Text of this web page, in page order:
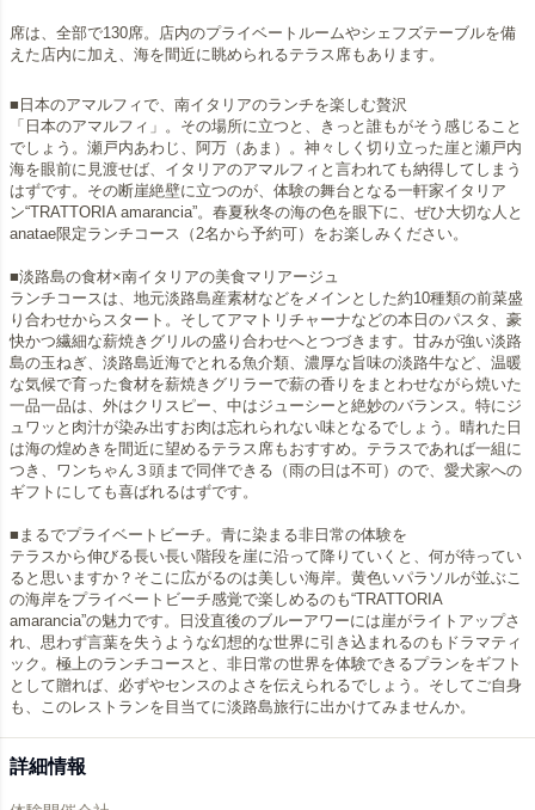
席は、全部で130席。店内のプライベートルームやシェフズテーブルを備
えた店内に加え、海を間近に眺められるテラス席もあります。
■日本のアマルフィで、南イタリアのランチを楽しむ贅沢
「日本のアマルフィ」。その場所に立つと、きっと誰もがそう感じること
でしょう。瀬戸内あわじ、阿万（あま）。神々しく切り立った崖と瀬戸内
海を眼前に見渡せば、イタリアのアマルフィと言われても納得してしまう
はずです。その断崖絶壁に立つのが、体験の舞台となる一軒家イタリア
ン“TRATTORIA amarancia”。春夏秋冬の海の色を眼下に、ぜひ大切な人と
anatae限定ランチコース（2名から予約可）をお楽しみください。
■淡路島の食材×南イタリアの美食マリアージュ
ランチコースは、地元淡路島産素材などをメインとした約10種類の前菜盛
り合わせからスタート。そしてアマトリチャーナなどの本日のパスタ、豪
快かつ繊細な薪焼きグリルの盛り合わせへとつづきます。甘みが強い淡路
島の玉ねぎ、淡路島近海でとれる魚介類、濃厚な旨味の淡路牛など、温暖
な気候で育った食材を薪焼きグリラーで薪の香りをまとわせながら焼いた
一品一品は、外はクリスピー、中はジューシーと絶妙のバランス。特にジ
ュワッと肉汁が染み出すお肉は忘れられない味となるでしょう。晴れた日
は海の煌めきを間近に望めるテラス席もおすすめ。テラスであれば一組に
つき、ワンちゃん３頭まで同伴できる（雨の日は不可）ので、愛犬家への
ギフトにしても喜ばれるはずです。
■まるでプライベートビーチ。青に染まる非日常の体験を
テラスから伸びる長い長い階段を崖に沿って降りていくと、何が待ってい
ると思いますか？そこに広がるのは美しい海岸。黄色いパラソルが並ぶこ
の海岸をプライベートビーチ感覚で楽しめるのも“TRATTORIA
amarancia”の魅力です。日没直後のブルーアワーには崖がライトアップさ
れ、思わず言葉を失うような幻想的な世界に引き込まれるのもドラマティ
ック。極上のランチコースと、非日常の世界を体験できるプランをギフト
として贈れば、必ずやセンスのよさを伝えられるでしょう。そしてご自身
も、このレストランを目当てに淡路島旅行に出かけてみませんか。
詳細情報